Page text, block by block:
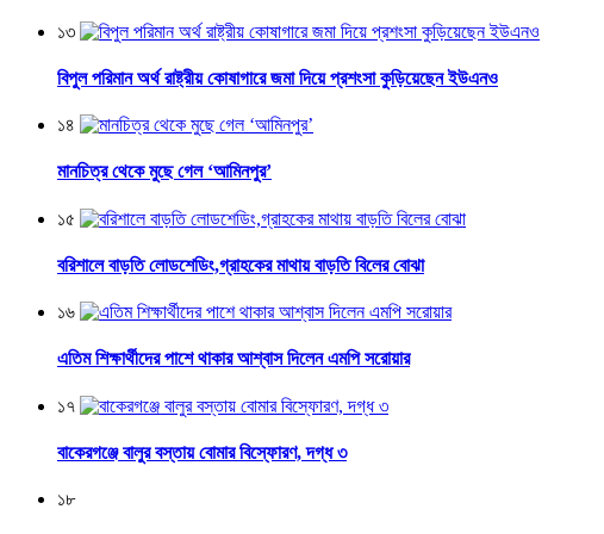
১৩
বিপুল পরিমান অর্থ রাষ্ট্রীয় কোষাগারে জমা দিয়ে প্রশংসা কুড়িয়েছেন ইউএনও
১৪
মানচিত্র থেকে মুছে গেল ‘আমিনপুর’
১৫
বরিশালে বাড়তি লোডশেডিং,গ্রাহকের মাথায় বাড়তি বিলের বোঝা
১৬
এতিম শিক্ষার্থীদের পাশে থাকার আশ্বাস দিলেন এমপি সরোয়ার
১৭
বাকেরগঞ্জে বালুর বস্তায় বোমার বিস্ফোরণ, দগ্ধ ৩
১৮